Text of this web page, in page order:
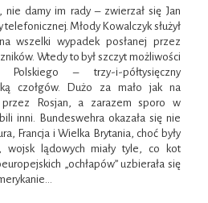
damy im rady – zwierzał się Jan
Młody Kowalczyk służył
wszelki wypadek posłanej przez
Wtedy to był szczyt możliwości
Polskiego – trzy-i-półtysięczny
czołgów. Dużo za mało jak na
przez Rosjan, a zarazem sporo w
inni. Bundeswehra okazała się nie
Francja i Wielka Brytania, choć były
wojsk lądowych miały tyle, co kot
„ochłapów” uzbierała się